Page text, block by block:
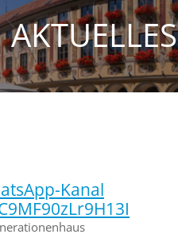
AKTUELLES
Kanal